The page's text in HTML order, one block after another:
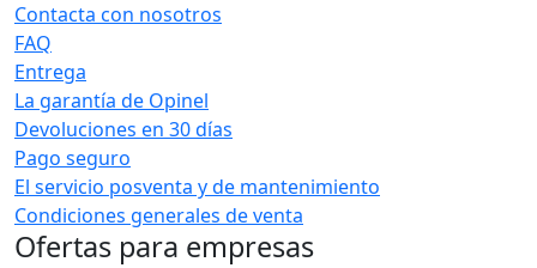
Contacta con nosotros
FAQ
Entrega
La garantía de Opinel
Devoluciones en 30 días
Pago seguro
El servicio posventa y de mantenimiento
Condiciones generales de venta
Ofertas para empresas